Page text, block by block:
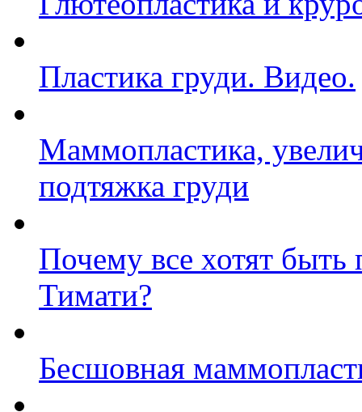
Пластика груди. Видео.
Маммопластика,
подтяжка груди
Почему все хотят
Тимати?
Бесшовная